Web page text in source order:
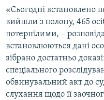
«Сьогодні встановлено
вийшли з полону, 465
потерпілими, –
встановлюються дані
зібрано достатньо
спеціального
обвинувальний акт до
слухання щодо її